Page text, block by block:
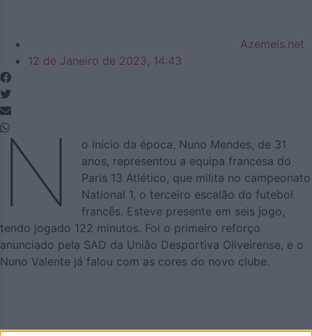
Azemeis.net
12 de Janeiro de 2023, 14:43
N
o início da época, Nuno Mendes, de 31
anos, representou a equipa francesa do
Paris 13 Atlético, que milita no campeonato
National 1, o terceiro escalão do futebol
francês. Esteve presente em seis jogo,
tendo jogado 122 minutos. Foi o primeiro reforço
anunciado pela SAD da União Desportiva Oliveirense, e o
Nuno Valente já falou com as cores do novo clube.